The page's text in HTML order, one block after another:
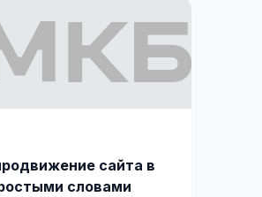
сайта в
словами